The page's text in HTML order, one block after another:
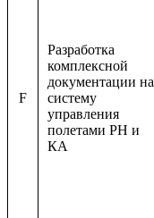
F
Разработка
комплексной
документации на
систему
управления
полетами РН и
КА